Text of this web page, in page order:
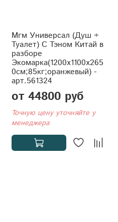
Мгм Универсал (Душ +
Туалет) С Тэном Китай в
разборе
Экомарка(1200x1100x265
0см;85кг;оранжевый) -
арт.561324
от 44800 руб
Точную цену уточняйте у
менеджера